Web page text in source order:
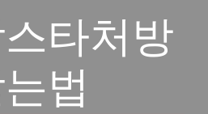
타처방
법